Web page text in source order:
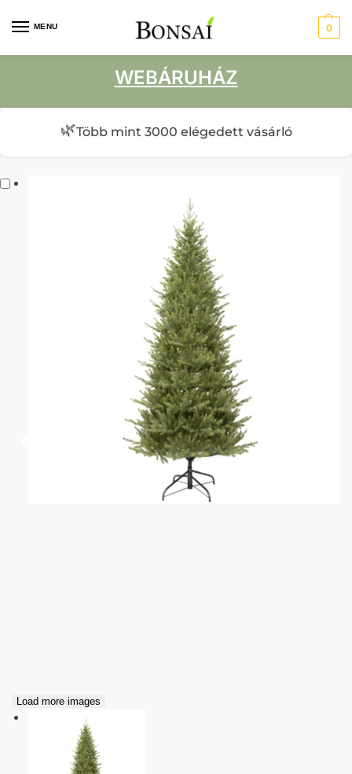
MENU 0
WEBÁRUHÁZ
🌿Több mint 3000 elégedett vásárló
Load more images